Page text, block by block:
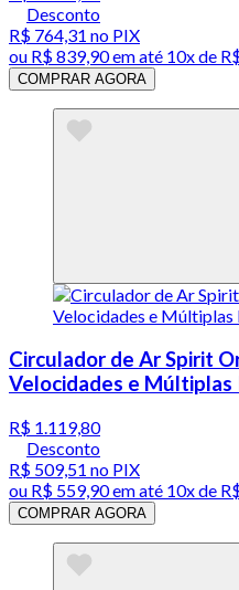
Desconto
R$ 764,31 no PIX
ou R$ 839,90em até 10x de
COMPRAR AGORA
Circulador de Ar Spirit
Velocidades e Múltiplas
R$ 1.119,80
Desconto
R$ 509,51 no PIX
ou R$ 559,90em até 10x de
COMPRAR AGORA